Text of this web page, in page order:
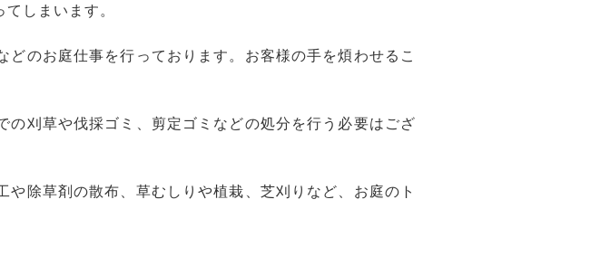
しまいます。
のお庭仕事を行っております。お客様の手を煩わせるこ
刈草や伐採ゴミ、剪定ゴミなどの処分を行う必要はござ
除草剤の散布、草むしりや植栽、芝刈りなど、お庭のト